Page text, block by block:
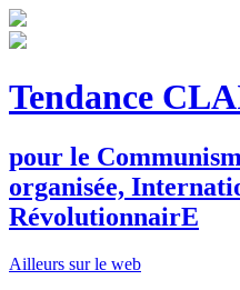
Tendance
pour le C
organisée, I
RévolutionnairE
Ailleurs sur le web